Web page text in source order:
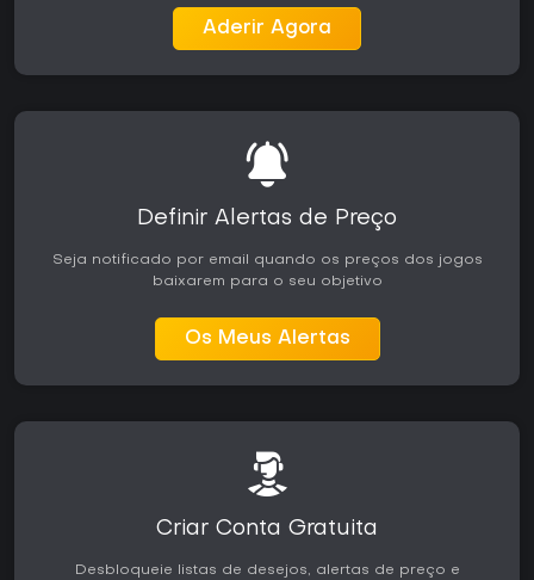
Aderir Agora
Definir Alertas de Preço
Seja notificado por email quando os preços dos jogos
baixarem para o seu objetivo
Os Meus Alertas
Criar Conta Gratuita
Desbloqueie listas de desejos, alertas de preço e